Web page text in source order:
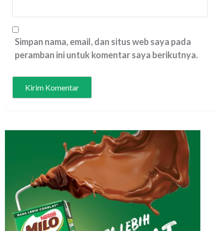
Simpan nama, email, dan situs web saya pada
peramban ini untuk komentar saya berikutnya.